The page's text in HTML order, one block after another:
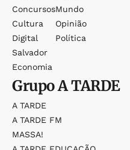
Concursos
Cultura
Digital
Salvador
Economia
Mundo
Opinião
Política
GrupoA TARDE
A TARDE
A TARDE FM
MASSA!